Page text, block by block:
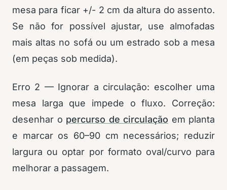
mesa para ficar +/- 2 cm da altura do assento.
Se não for possível ajustar, use almofadas
mais altas no sofá ou um estrado sob a mesa
(em peças sob medida).
Erro 2 — Ignorar a circulação: escolher uma
mesa larga que impede o fluxo. Correção:
desenhar o percurso de circulação em planta
e marcar os 60–90 cm necessários; reduzir
largura ou optar por formato oval/curvo para
melhorar a passagem.